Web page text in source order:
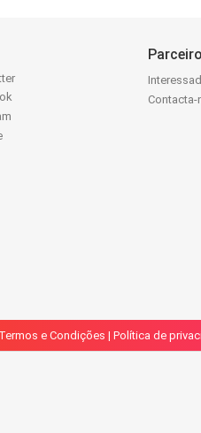
Contacta-
Termos e Condições | Política de